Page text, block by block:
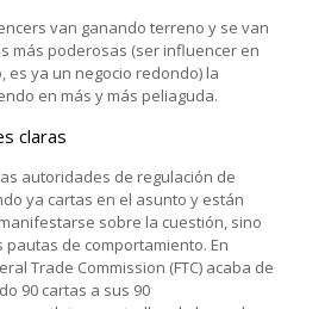
van ganando terreno y se van
más poderosas (ser influencer en
es ya un negocio redondo) la
en más y más peliaguda.
claras
autoridades de regulación de
ya cartas en el asunto y están
sobre la cuestión, sino
de comportamiento. En
Trade Commission (FTC) acaba de
90 cartas a sus 90